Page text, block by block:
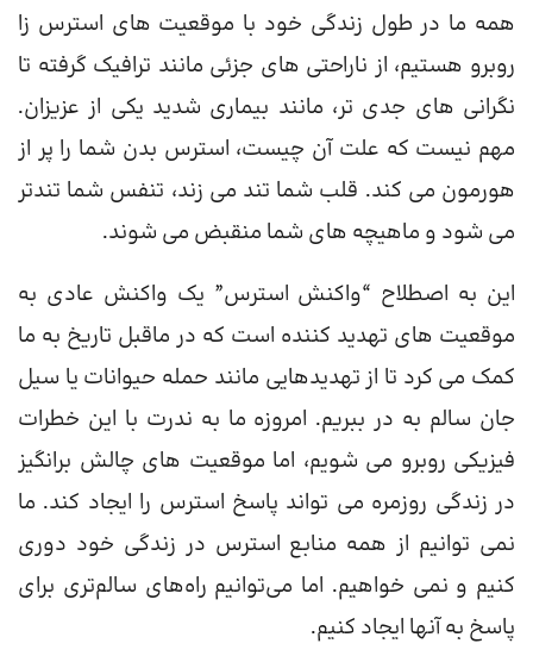
همه ما در طول زندگی خود با موقعیت های استرس زا
روبرو هستیم، از ناراحتی های جزئی مانند ترافیک گرفته تا
نگرانی های جدی تر، مانند بیماری شدید یکی از عزیزان.
مهم نیست که علت آن چیست، استرس بدن شما را پر از
هورمون می کند. قلب شما تند می زند، تنفس شما تندتر
می شود و ماهیچه های شما منقبض می شوند.
این به اصطلاح “واکنش استرس” یک واکنش عادی به
موقعیت های تهدید کننده است که در ماقبل تاریخ به ما
کمک می کرد تا از تهدیدهایی مانند حمله حیوانات یا سیل
جان سالم به در ببریم. امروزه ما به ندرت با این خطرات
فیزیکی روبرو می شویم، اما موقعیت های چالش برانگیز
در زندگی روزمره می تواند پاسخ استرس را ایجاد کند. ما
نمی توانیم از همه منابع استرس در زندگی خود دوری
کنیم و نمی خواهیم. اما می‌توانیم راه‌های سالم‌تری برای
پاسخ به آنها ایجاد کنیم.